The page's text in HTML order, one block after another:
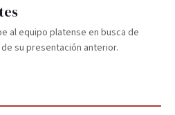
al equipo platense en busca de
su presentación anterior.